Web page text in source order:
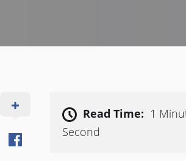
Read Time: 1
Second